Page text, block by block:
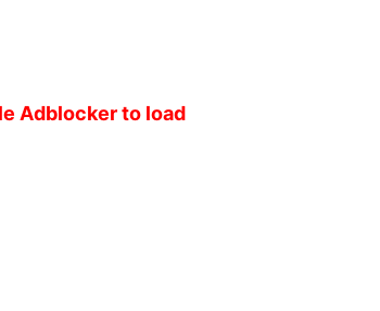
Adblocker to load